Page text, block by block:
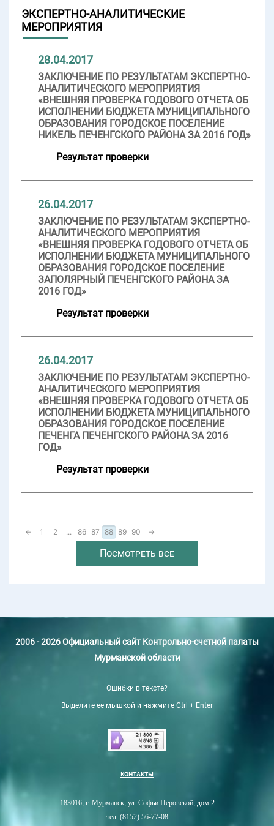
ЭКСПЕРТНО-АНАЛИТИЧЕСКИЕ
МЕРОПРИЯТИЯ
28.04.2017
ЗАКЛЮЧЕНИЕ ПО РЕЗУЛЬТАТАМ ЭКСПЕРТНО-
АНАЛИТИЧЕСКОГО МЕРОПРИЯТИЯ
«ВНЕШНЯЯ ПРОВЕРКА ГОДОВОГО ОТЧЕТА ОБ
ИСПОЛНЕНИИ БЮДЖЕТА МУНИЦИПАЛЬНОГО
ОБРАЗОВАНИЯ ГОРОДСКОЕ ПОСЕЛЕНИЕ
НИКЕЛЬ ПЕЧЕНГСКОГО РАЙОНА ЗА 2016 ГОД»
Результат проверки
26.04.2017
ЗАКЛЮЧЕНИЕ ПО РЕЗУЛЬТАТАМ ЭКСПЕРТНО-
АНАЛИТИЧЕСКОГО МЕРОПРИЯТИЯ
«ВНЕШНЯЯ ПРОВЕРКА ГОДОВОГО ОТЧЕТА ОБ
ИСПОЛНЕНИИ БЮДЖЕТА МУНИЦИПАЛЬНОГО
ОБРАЗОВАНИЯ ГОРОДСКОЕ ПОСЕЛЕНИЕ
ЗАПОЛЯРНЫЙ ПЕЧЕНГСКОГО РАЙОНА ЗА
2016 ГОД»
Результат проверки
26.04.2017
ЗАКЛЮЧЕНИЕ ПО РЕЗУЛЬТАТАМ ЭКСПЕРТНО-
АНАЛИТИЧЕСКОГО МЕРОПРИЯТИЯ
«ВНЕШНЯЯ ПРОВЕРКА ГОДОВОГО ОТЧЕТА ОБ
ИСПОЛНЕНИИ БЮДЖЕТА МУНИЦИПАЛЬНОГО
ОБРАЗОВАНИЯ ГОРОДСКОЕ ПОСЕЛЕНИЕ
ПЕЧЕНГА ПЕЧЕНГСКОГО РАЙОНА ЗА 2016
ГОД»
Результат проверки
← 1 2 ... 86 87 88 89 90 →
Посмотреть все
2006 - 2026 Официальный сайт Контрольно-счетной палаты
Мурманской области
Ошибки в тексте?
Выделите ее мышкой и нажмите Ctrl + Enter
КОНТАКТЫ
183016, г. Мурманск, ул. Софьи Перовской, дом 2
тел: (8152) 56-77-08